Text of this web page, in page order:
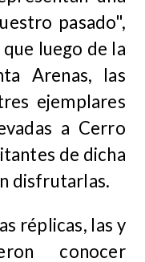
pasado",
luego de la
Arenas, las
ejemplares
a Cerro
de dicha
disfrutarlas.
réplicas, las y
conocer